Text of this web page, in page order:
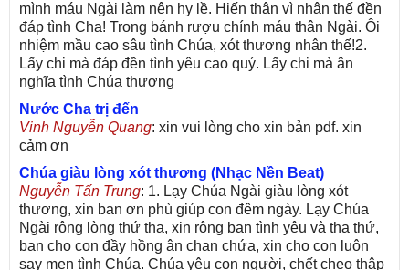
mình máu Ngài làm nên hy lề. Hiến thân vì nhân thế đền
đáp tình Cha! Trong bánh rượu chính máu thân Ngài. Ôi
nhiệm mầu cao sâu tình Chúa, xót thương nhân thế!2.
Lấy chi mà đáp đền tình yêu cao quý. Lấy chi mà ân
nghĩa tình Chúa thương
Nước Cha trị đến
Vinh Nguyễn Quang: xin vui lòng cho xin bản pdf. xin
cảm ơn
Chúa giàu lòng xót thương (Nhạc Nền Beat)
Nguyễn Tấn Trung: 1. Lạy Chúa Ngài giàu lòng xót
thương, xin ban ơn phù giúp con đêm ngày. Lạy Chúa
Ngài rộng lòng thứ tha, xin rộng ban tình yêu và tha thứ,
ban cho con đầy hồng ân chan chứa, xin cho con luôn
say men tình Chúa. Chúa yêu con người, chết cheo thập